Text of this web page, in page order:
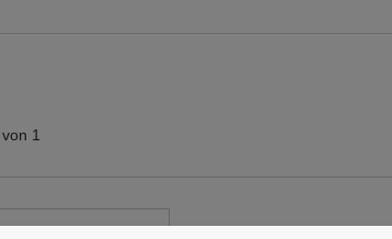
von 1